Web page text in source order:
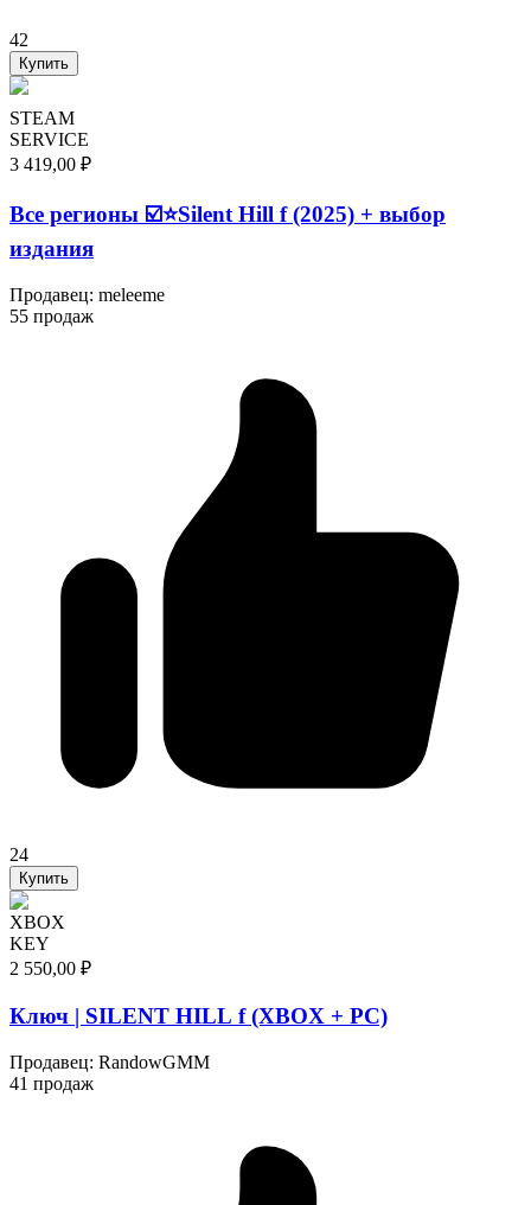
42
Купить
STEAM
SERVICE
3 419,00 ₽
Все регионы ☑️⭐Silent Hill f (2025) + выбор
издания
Продавец: meleeme
55 продаж
24
Купить
XBOX
KEY
2 550,00 ₽
Ключ | SILENT HILL f (XBOX + PC)
Продавец: RandowGMM
41 продаж